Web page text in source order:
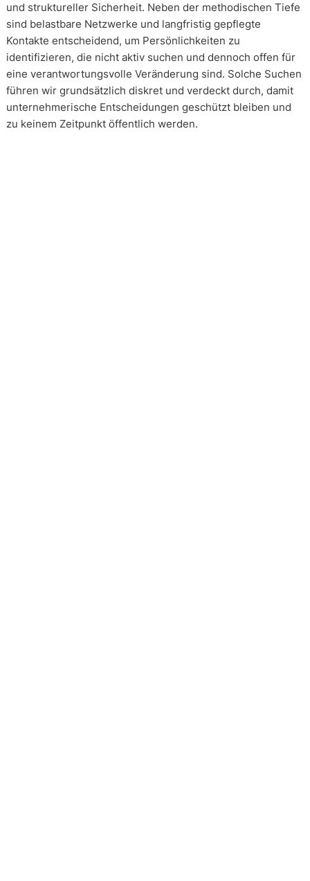
und struktureller Sicherheit. Neben der methodischen Tiefe
sind belastbare Netzwerke und langfristig gepflegte
Kontakte entscheidend, um Persönlichkeiten zu
identifizieren, die nicht aktiv suchen und dennoch offen für
eine verantwortungsvolle Veränderung sind. Solche Suchen
führen wir grundsätzlich diskret und verdeckt durch, damit
unternehmerische Entscheidungen geschützt bleiben und
zu keinem Zeitpunkt öffentlich werden.